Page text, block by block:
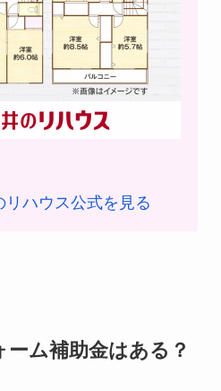
リハウス公式を見る
ム補助金はある？